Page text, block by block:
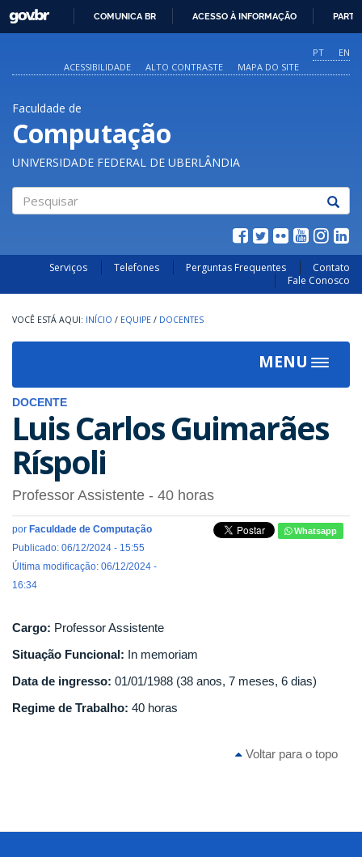
O
CONTEÚDO
GOVBR
COMUNICA BR ACESSO À INFORMAÇÃO
PT
EN
ACESSIBILIDADE
ALTO CONTRASTE MAPA DO SITE
Faculdade de
Computação
UNIVERSIDADE FEDERAL DE UBERLÂNDIA
Serviços Telefones Perguntas Frequentes
Contato
Fale Conosco
INÍCIO / EQUIPE / DOCENTES
MENU
Toggle
DOCENTE
Luis Carlos Guimarães
Ríspoli
Professor Assistente - 40 horas
por Faculdade de Computação
Publicado: 06/12/2024 - 15:55
Última modificação: 06/12/2024 -
16:34
Whatsapp
Cargo: Professor Assistente
Situação Funcional: In memoriam
Data de ingresso: 01/01/1988 (38 anos, 7 meses, 6 dias)
Regime de Trabalho: 40 horas
Voltar para o topo